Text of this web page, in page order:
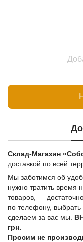
Склад-Магазин
доставкой по всей
Мы заботимся об
нужно тратить время
товаров, —
по телефону,
сделаем за вас мы.
грн.
Просим не